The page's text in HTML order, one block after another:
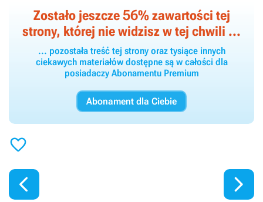
Zostało jeszcze56% zawartości tej
strony, której nie widzisz w tej chwili ...
... pozostała treść tej strony oraz tysiące innych
ciekawych materiałów dostępne są w całości dla
posiadaczy Abonamentu Premium
Abonament dla Ciebie

 